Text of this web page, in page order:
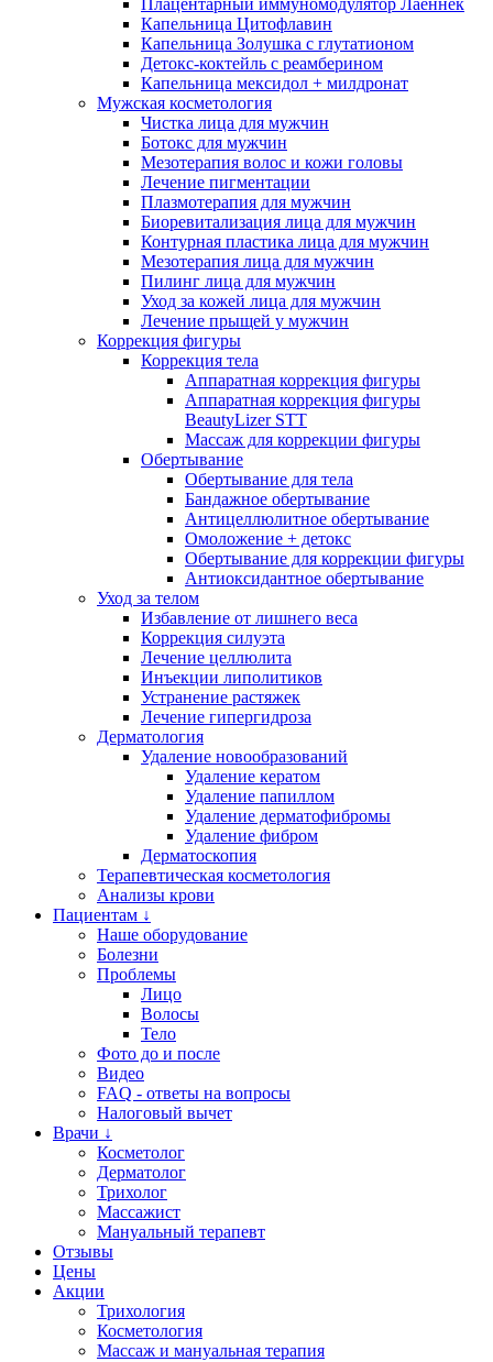
Плацентарный иммуномодулятор Лаеннек
Капельница Цитофлавин
Капельница Золушка с глутатионом
Детокс-коктейль с реамберином
Капельница мексидол + милдронат
Мужская косметология
Чистка лица для мужчин
Ботокс для мужчин
Мезотерапия волос и кожи головы
Лечение пигментации
Плазмотерапия для мужчин
Биоревитализация лица для мужчин
Контурная пластика лица для мужчин
Мезотерапия лица для мужчин
Пилинг лица для мужчин
Уход за кожей лица для мужчин
Лечение прыщей у мужчин
Коррекция фигуры
Коррекция тела
Аппаратная коррекция фигуры
Аппаратная коррекция фигуры
BeautyLizer STT
Массаж для коррекции фигуры
Обертывание
Обертывание для тела
Бандажное обертывание
Антицеллюлитное обертывание
Омоложение + детокс
Обертывание для коррекции фигуры
Антиоксидантное обертывание
Уход за телом
Избавление от лишнего веса
Коррекция силуэта
Лечение целлюлита
Инъекции липолитиков
Устранение растяжек
Лечение гипергидроза
Дерматология
Удаление новообразований
Удаление кератом
Удаление папиллом
Удаление дерматофибромы
Удаление фибром
Дерматоскопия
Терапевтическая косметология
Анализы крови
Пациентам ↓
Наше оборудование
Болезни
Проблемы
Лицо
Волосы
Тело
Фото до и после
Видео
FAQ - ответы на вопросы
Налоговый вычет
Врачи ↓
Косметолог
Дерматолог
Трихолог
Массажист
Мануальный терапевт
Отзывы
Цены
Акции
Трихология
Косметология
Массаж и мануальная терапия